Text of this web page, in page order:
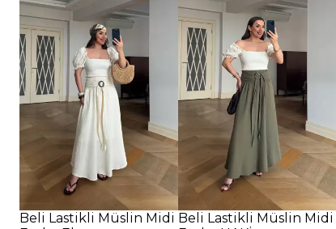
Beli Lastikli Müslin Midi Beli Lastikli Müslin Midi